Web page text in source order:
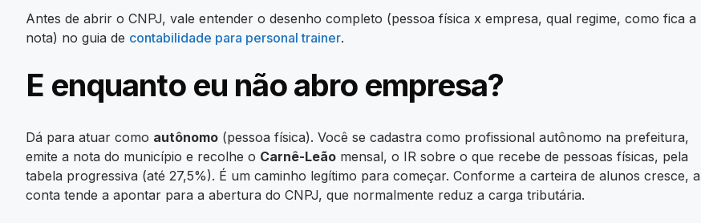
Antes de abrir o CNPJ, vale entender o desenho completo (pessoa física x empresa, qual regime, como fica a
nota) no guia de contabilidade para personal trainer.
E enquanto eu não abro empresa?
Dá para atuar como autônomo (pessoa física). Você se cadastra como profissional autônomo na prefeitura,
emite a nota do município e recolhe o Carnê-Leão mensal, o IR sobre o que recebe de pessoas físicas, pela
tabela progressiva (até 27,5%). É um caminho legítimo para começar. Conforme a carteira de alunos cresce, a
conta tende a apontar para a abertura do CNPJ, que normalmente reduz a carga tributária.